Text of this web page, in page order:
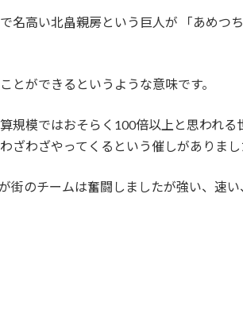
高い北畠親房という巨人が 「あめつ
ができるというような意味です。
模ではおそらく100倍以上と思われる
わざやってくるという催しがありまし
のチームは奮闘しましたが強い、速